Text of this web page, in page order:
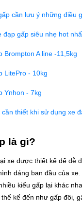
cần lưu ý những điều
đạp gấp siêu nhẹ hot
Brompton A line -11,5kg
LitePro - 10kg
Ynhon - 7kg
cần thiết khi sử dụng xe
là gì?
xe được thiết kế để dễ
dáng ban đầu của
kiểu gấp lại khác
kể đến như gấp đôi,